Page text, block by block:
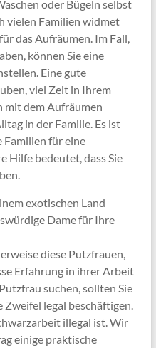
oder Bügeln selbst
vielen Familien widmet
das Aufräumen. Im Fall,
können Sie eine
Eine gute
viel Zeit in Ihrem
mit dem Aufräumen
in der Familie. Es ist
Familien für eine
Hilfe bedeutet, dass Sie
exotischen Land
Dame für Ihre
diese Putzfrauen,
Erfahrung in ihrer Arbeit
suchen, sollten Sie
Zweifel legal beschäftigen.
illegal ist. Wir
einige praktische